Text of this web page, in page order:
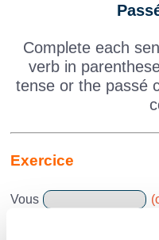
Complete each
verb in
tense or the passé
Exercice
Vous